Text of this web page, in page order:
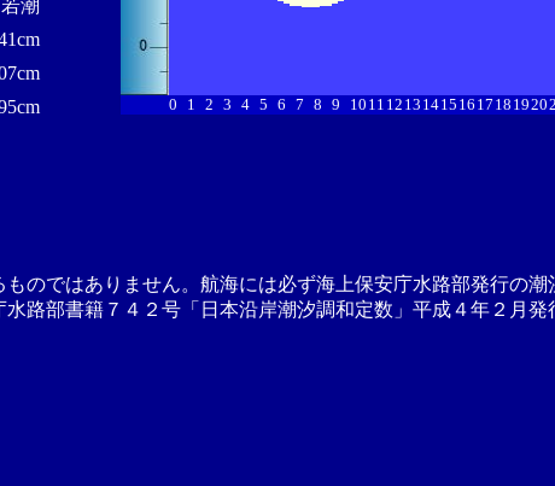
若潮
0 1 2 3 4 5 6 7 8 9 10 11 12 13 1415 16 17 18 1920
のではありません。航海には必ず海上保安庁水路部発行の潮
路部書籍７４２号「日本沿岸潮汐調和定数」平成４年２月発